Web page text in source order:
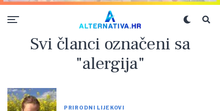
Svi članci označeni sa
"alergija"
PRIRODNI LIJEKOVI